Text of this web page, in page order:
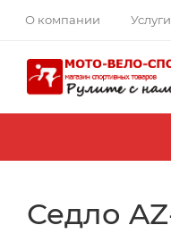
О компании Услуги
Седло